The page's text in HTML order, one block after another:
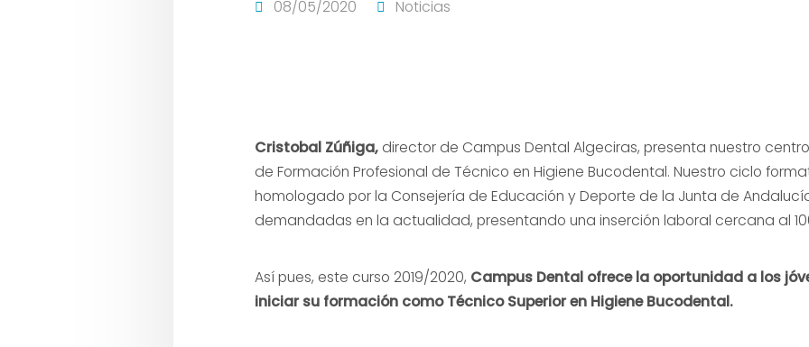
08/05/2020 Noticias
Cristobal Zúñiga, director de Campus Dental Algeciras, presenta nuestro
de Formación Profesional de Técnico en Higiene Bucodental. Nuestro ciclo
homologado por la Consejería de Educación y Deporte de la Junta de
demandadas en la actualidad, presentando una inserción laboral cercana al
Así pues, este curso 2019/2020, Campus Dental ofrece la oportunidad a los
iniciar su formación como Técnico Superior en Higiene Bucodental.